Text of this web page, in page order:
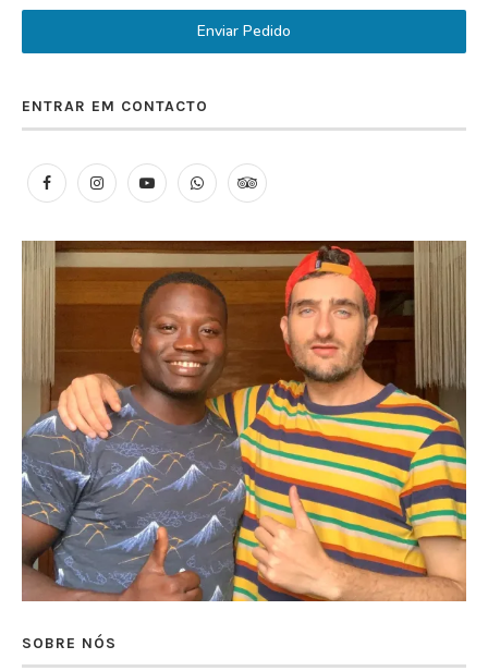
Enviar Pedido
ENTRAR EM CONTACTO
SOBRE NÓS